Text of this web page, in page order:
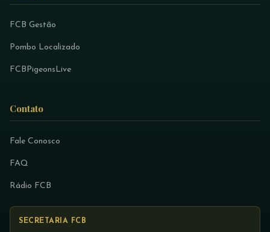
FCB Gestão
Pombo Localizado
FCBPigeonsLive
Contato
Fale Conosco
FAQ
Rádio FCB
SECRETARIA FCB